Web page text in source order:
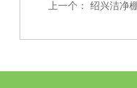
上一个： 绍兴洁净